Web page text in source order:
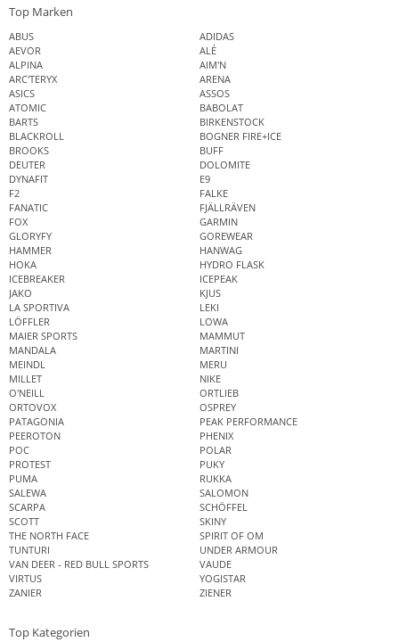
Top Marken
ABUS
ADIDAS
AEVOR
ALÉ
ALPINA
AIM'N
ARC'TERYX
ARENA
ASICS
ASSOS
ATOMIC
BABOLAT
BARTS
BIRKENSTOCK
BLACKROLL
BOGNER FIRE+ICE
BROOKS
BUFF
DEUTER
DOLOMITE
DYNAFIT
E9
F2
FALKE
FANATIC
FJÄLLRÄVEN
FOX
GARMIN
GLORYFY
GOREWEAR
HAMMER
HANWAG
HOKA
HYDRO FLASK
ICEBREAKER
ICEPEAK
JAKO
KJUS
LA SPORTIVA
LEKI
LÖFFLER
LOWA
MAIER SPORTS
MAMMUT
MANDALA
MARTINI
MEINDL
MERU
MILLET
NIKE
O'NEILL
ORTLIEB
ORTOVOX
OSPREY
PATAGONIA
PEAK PERFORMANCE
PEEROTON
PHENIX
POC
POLAR
PROTEST
PUKY
PUMA
RUKKA
SALEWA
SALOMON
SCARPA
SCHÖFFEL
SCOTT
SKINY
THE NORTH FACE
SPIRIT OF OM
TUNTURI
UNDER ARMOUR
VAN DEER - RED BULL SPORTS
VAUDE
VIRTUS
YOGISTAR
ZANIER
ZIENER
Top Kategorien